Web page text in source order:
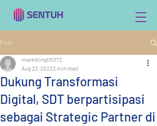
Post
Dukung Transformasi
Digital, SDT berpartisipasi
sebagai Strategic Partner di
marketing05372
Aug 23, 20232 min read